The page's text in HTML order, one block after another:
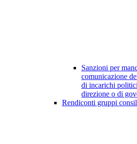
Sanzioni per
comunicazione
di incarichi
direzione o di
Rendiconti gruppi